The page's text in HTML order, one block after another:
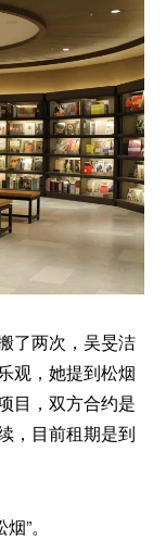
了两次，吴旻洁
观，她提到松烟
目，双方合约是
，目前租期是到
”。